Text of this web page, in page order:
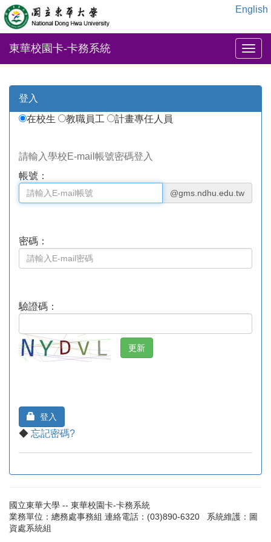
English
東華校園卡-卡務系統
登入
在校生
教職員工 計畫專任人員
請輸入學校E-mail帳號密碼登入
帳號：
@gms.ndhu.edu.tw
密碼：
驗證碼：
登入
◆ 忘記密碼?
國立東華大學 -- 東華校園卡-卡務系統
業務單位：總務處事務組 連絡電話：(03)890-6320 系統維護：圖
資處系統組